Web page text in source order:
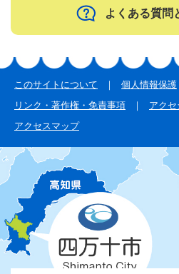
よくある質問
このサイトについて
個人情報保護
リンク・著作権・免責事項
アク
アクセスマップ